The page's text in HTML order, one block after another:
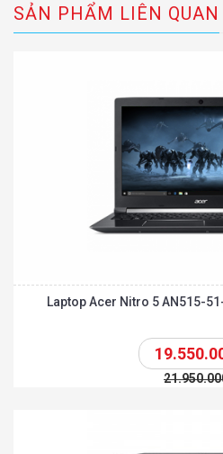
SẢN PHẨM LIÊN QUAN
Laptop Acer Nitro 5 AN515-